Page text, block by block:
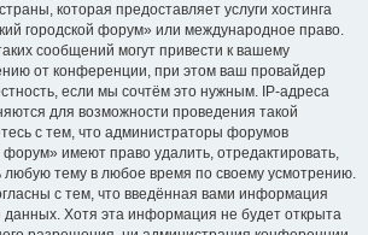
которая предоставляет услуги хостинга
городской форум» или международное право.
сообщений могут привести к вашему
от конференции, при этом ваш провайдер
если мы сочтём это нужным. IP-адреса
для возможности проведения такой
с тем, что администраторы форумов
форум» имеют право удалить, отредактировать,
любую тему в любое время по своему усмотрению.
с тем, что введённая вами информация
данных. Хотя эта информация не будет открыта